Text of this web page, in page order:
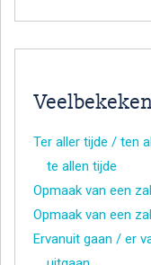
Ter aller tijde / ten
te allen tijde
Opmaak van een
Opmaak van een
Ervanuit gaan / er